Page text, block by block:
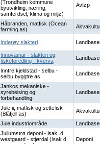
(Trondheim kommune
byutvikling, næring,
samferdsel, klima og miljø)
Avløp
Håbranden, matfisk (Ocean
farming as)
Inderøy slakteri
Innovamar - slakteri og
fiskeforedling - kverva
Inntre kjeldstad - selbu -
selbu byggtre as
Jankos mekaniske -
syrebeising og
forbehandling
Jule ii, matfisk og settefisk
(Blåfjell as)
Jule industriområde
Jullumstrø deponi - isak. d.
westgaard - stjørdal (Isak d
Deponi